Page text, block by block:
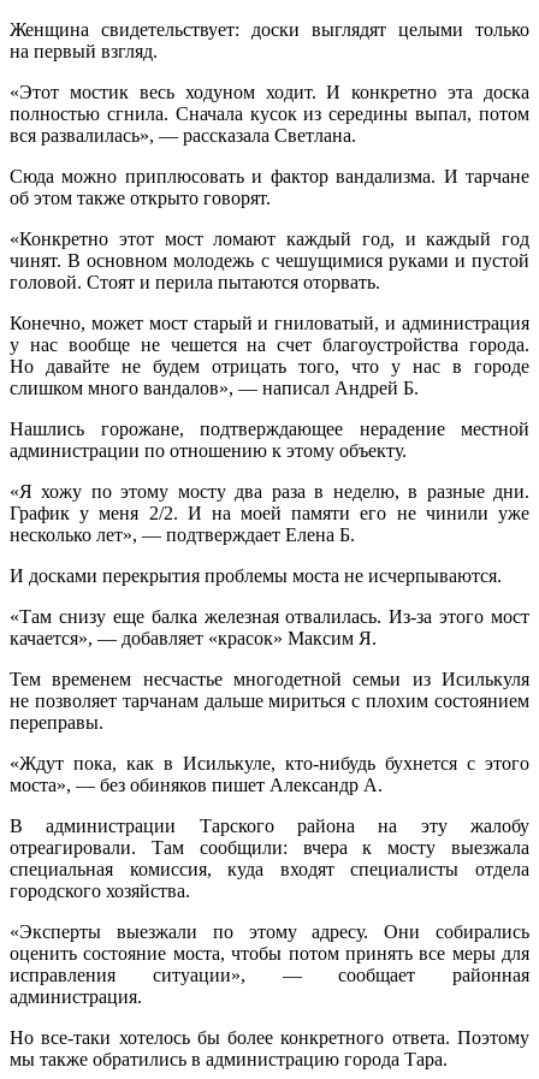
Женщина свидетельствует: доски выглядят целыми только
на первый взгляд.
«Этот мостик весь ходуном ходит. И конкретно эта доска
полностью сгнила. Сначала кусок из середины выпал, потом
вся развалилась», — рассказала Светлана.
Сюда можно приплюсовать и фактор вандализма. И тарчане
об этом также открыто говорят.
«Конкретно этот мост ломают каждый год, и каждый год
чинят. В основном молодежь с чешущимися руками и пустой
головой. Стоят и перила пытаются оторвать.
Конечно, может мост старый и гниловатый, и администрация
у нас вообще не чешется на счет благоустройства города.
Но давайте не будем отрицать того, что у нас в городе
слишком много вандалов», — написал Андрей Б.
Нашлись горожане, подтверждающее нерадение местной
администрации по отношению к этому объекту.
«Я хожу по этому мосту два раза в неделю, в разные дни.
График у меня 2/2. И на моей памяти его не чинили уже
несколько лет», — подтверждает Елена Б.
И досками перекрытия проблемы моста не исчерпываются.
«Там снизу еще балка железная отвалилась. Из-за этого мост
качается», — добавляет «красок» Максим Я.
Тем временем несчастье многодетной семьи из Исилькуля
не позволяет тарчанам дальше мириться с плохим состоянием
переправы.
«Ждут пока, как в Исилькуле, кто-нибудь бухнется с этого
моста», — без обиняков пишет Александр А.
В администрации Тарского района на эту жалобу
отреагировали. Там сообщили: вчера к мосту выезжала
специальная комиссия, куда входят специалисты отдела
городского хозяйства.
«Эксперты выезжали по этому адресу. Они собирались
оценить состояние моста, чтобы потом принять все меры для
исправления ситуации», — сообщает районная
администрация.
Но все-таки хотелось бы более конкретного ответа. Поэтому
мы также обратились в администрацию города Тара.